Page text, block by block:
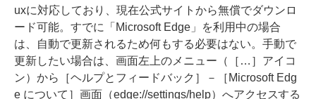
uxに対応しており、現在公式サイトから無償でダウンロ
ード可能。すでに「Microsoft Edge」を利用中の場合
は、自動で更新されるため何もする必要はない。手動で
更新したい場合は、画面左上のメニュー（［…］アイコ
ン）から［ヘルプとフィードバック］－［Microsoft Edg
e について］画面（edge://settings/help）へアクセスする